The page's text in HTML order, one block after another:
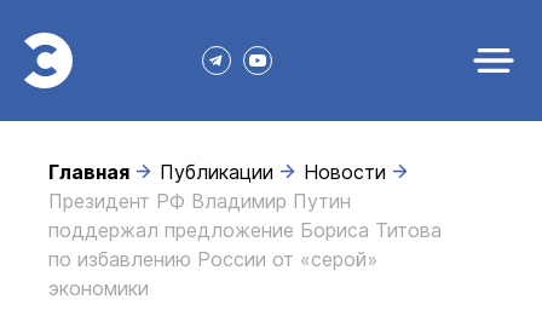
Главная Публикации
Новости
Президент РФ Владимир Путин
поддержал предложение Бориса Титова
по избавлению России от «серой»
экономики